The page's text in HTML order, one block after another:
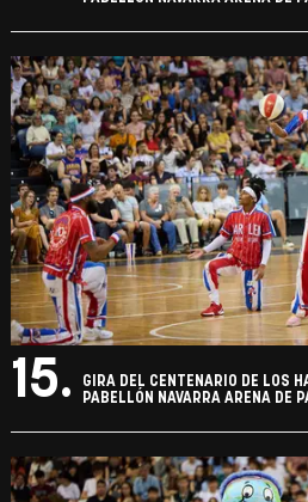
15.
GIRA DEL CENTENARIO DE LOS
PABELLÓN NAVARRA ARENA DE